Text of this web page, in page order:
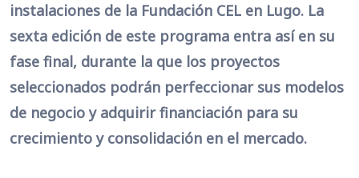
instalaciones de la Fundación CEL en Lugo. La
sexta edición de este programa entra así en su
fase final, durante la que los proyectos
seleccionados podrán perfeccionar sus modelos
de negocio y adquirir financiación para su
crecimiento y consolidación en el mercado.